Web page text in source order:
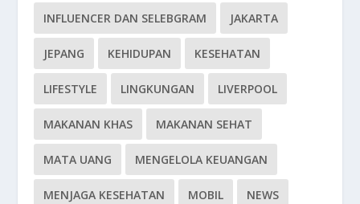
INFLUENCER DAN SELEBGRAM JAKARTA
JEPANG KEHIDUPAN KESEHATAN
LIFESTYLE LINGKUNGAN LIVERPOOL
MAKANAN KHAS MAKANAN SEHAT
MATA UANG MENGELOLA KEUANGAN
MENJAGA KESEHATAN MOBIL NEWS